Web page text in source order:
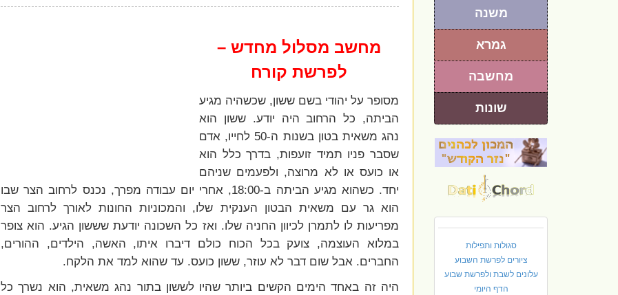
משנה
גמרא
מחשבה
שונות
סגולות ותפילות
ציורים לפרשת השבוע
עלונים לשבת ולפרשת שבוע
הדף היומי
מחשב מסלול מחדש –
לפרשת קורח
מסופר על יהודי בשם ששון, שכשהיה מגיע
הביתה, כל הרחוב היה יודע. ששון הוא
נהג משאית בטון בשנות ה-50 לחייו, אדם
שסבר פניו תמיד זועפות, בדרך כלל הוא
או כועס או לא מרוצה, ולפעמים שניהם
יחד. כשהוא מגיע הביתה ב-18:00, אחרי יום עבודה מפרך, נכנס לרחוב הצר שבו
הוא גר עם משאית הבטון הענקית שלו, והמכוניות החונות לאורך לרחוב הצר
מפריעות לו לתמרן לכיוון החניה שלו. ואז כל השכונה יודעת שששון הגיע. הוא צופר
במלוא העוצמה, צועק בכל הכוח כולם דיברו איתו, האשה, הילדים, ההורים,
החברים. אבל שום דבר לא עוזר, ששון כועס. עד שהוא למד את הלקח.
היה זה באחד הימים הקשים ביותר שהיו לששון בתור נהג משאית, הוא נשרך כל